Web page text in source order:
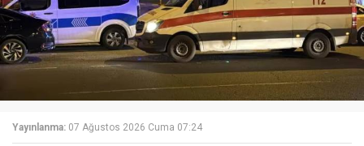
Yayınlanma: 07 Ağustos 2026 Cuma 07:24